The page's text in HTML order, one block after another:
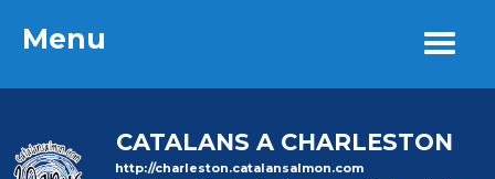
Menu
CATALANS A CHARLESTON
http://charleston.catalansalmon.com
Menu